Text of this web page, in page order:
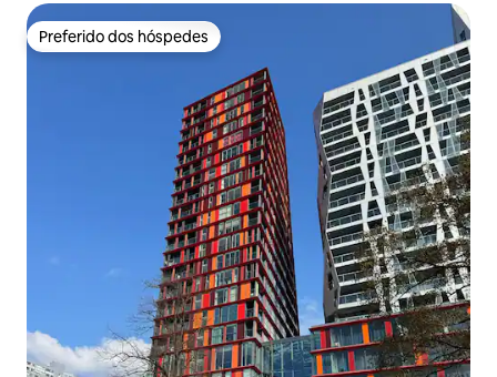
Preferido dos hóspedes
Preferido dos hóspedes